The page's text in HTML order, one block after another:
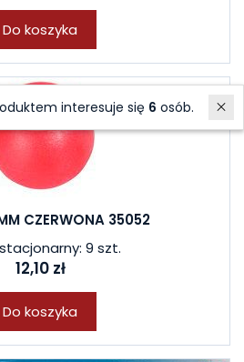
Do koszyka
CZERWONA 35052
9 szt.
12,10 zł
Do koszyka
interesuje się 6 osób.